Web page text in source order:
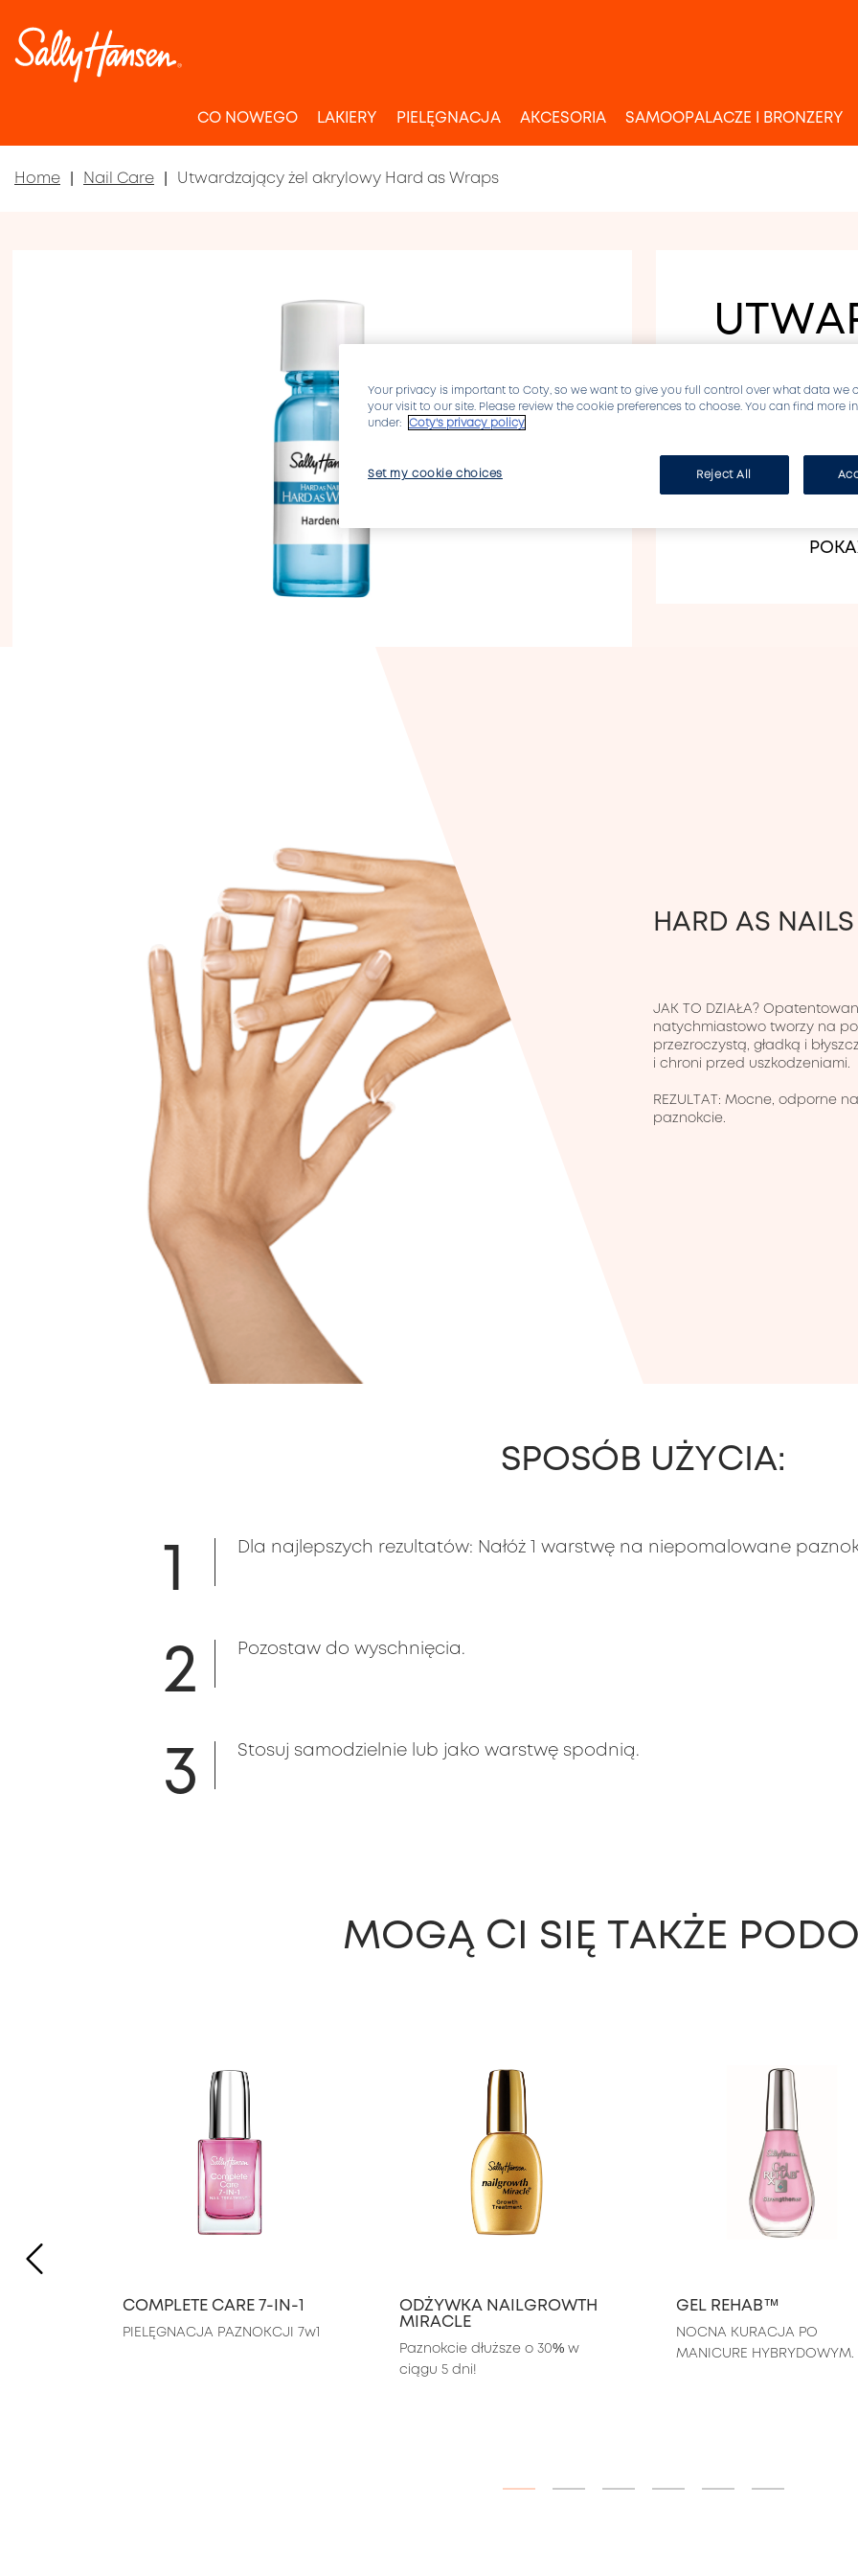
CO NOWEGO LAKIERY PIELĘGNACJA AKCESORIA SAMOOPALACZE I BRONZERY
Home Nail Care Utwardzający żel akrylowy Hard as Wraps
Zabezpiecza i
HARD AS
JAK TO DZIAŁA?
natychmiastowo tworzy na
przezroczystą, gładką i
i chroni przed uszkodzeniami.
REZULTAT: Mocne, odporne
paznokcie.
SPOSÓB UŻYCIA:
1 Dla najlepszych rezultatów: Nałóż 1 warstwę na niepomalowane
2 Pozostaw do wyschnięcia.
3 Stosuj samodzielnie lub jako warstwę spodnią.
MOGĄ CI SIĘ TAKŻE
COMPLETE CARE 7-IN-1
PIELĘGNACJA PAZNOKCJI 7w1
ODŻYWKA NAILGROWTH
MIRACLE
Paznokcie dłuższe o 30% w
ciągu 5 dni!
GEL REHAB™
NOCNA KURACJA PO
MANICURE HYBRYDOWYM.
Your privacy is important to Coty, so we want to give you full control over what data we
your visit to our site. Please review the cookie preferences to choose. You can find more
under: Coty's privacy policy
Set my cookie choices Reject All